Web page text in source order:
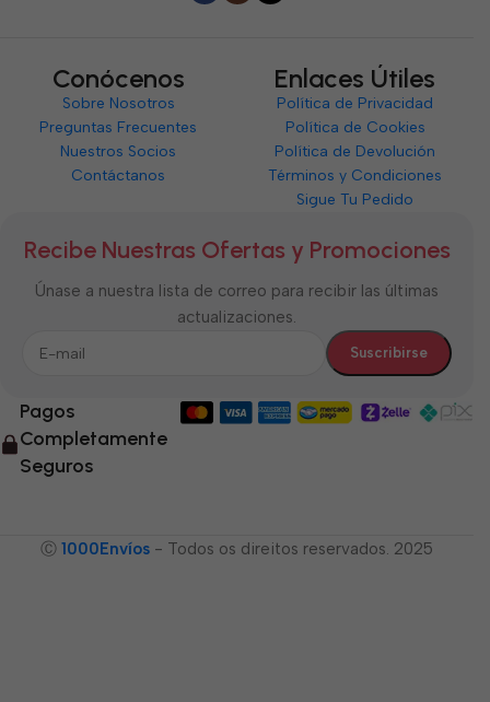
Conócenos
Sobre Nosotros
Preguntas Frecuentes
Nuestros Socios
Contáctanos
Enlaces Útiles
Política de Privacidad
Política de Cookies
Política de Devolución
Términos y Condiciones
Sigue Tu Pedido
Recibe Nuestras Ofertas y Promociones
Únase a nuestra lista de correo para recibir las últimas
actualizaciones.
Pagos
Completamente
Seguros
Ⓒ 1000Envíos - Todos os direitos reservados. 2025